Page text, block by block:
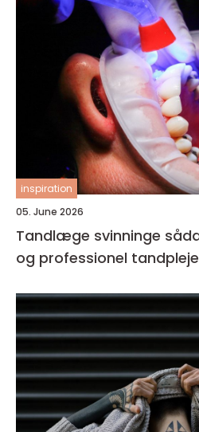
inspiration
05. June 2026
Tandlæge svinninge sådan vælger du tryg
og professionel tandpleje